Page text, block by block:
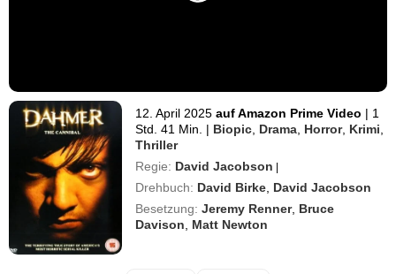
12. April 2025 auf Amazon Prime Video | 1
Std. 41 Min. | Biopic Drama Horror, Krimi
Thriller
Regie: David Jacobson |
Drehbuch: David Birke David Jacobson
Besetzung: Jeremy Renner, Bruce
Davison
Matt Newton